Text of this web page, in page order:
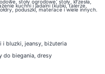
stoły ogrodowe, stoły, krzesła,
kuchni i jadalni (kubki, talerze,
poduszki, materace i wiele innych.
i bluzki, jeansy, biżuteria
do biegania, dresy